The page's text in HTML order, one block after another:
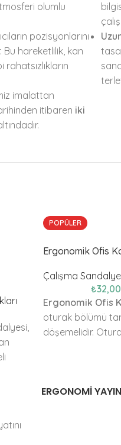
olumlu
pozisyonlarını
Bu hareketlilik, kan
rahatsızlıkların
imalattan
itibaren iki
POPÜLER
Ergonomik Ofis
Çalışma
₺
Ergonomik Ofis
oturak bölümü
döşemelidir.
ERGONOMI